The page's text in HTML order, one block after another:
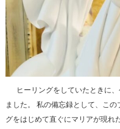
ヒーリングをしていたときに、
ました。 私の備忘録として、こ
グをはじめて直ぐにマリアが現れ